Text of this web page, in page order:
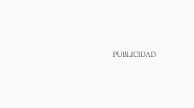
PUBLICIDAD